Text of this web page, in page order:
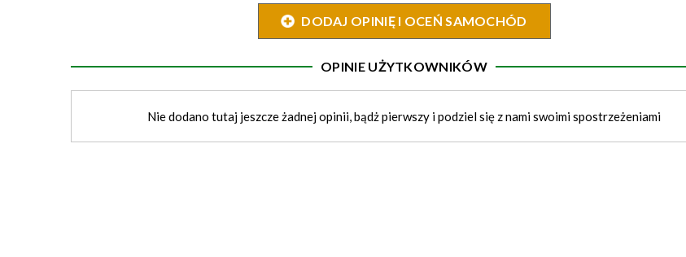
DODAJ OPINIĘ I OCEŃ SAMOCHÓD
OPINIE UŻYTKOWNIKÓW
Nie dodano tutaj jeszcze żadnej opinii, bądż pierwszy i podziel się z nami swoimi spostrzeżeniami